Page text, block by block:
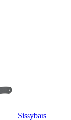
Sissybars